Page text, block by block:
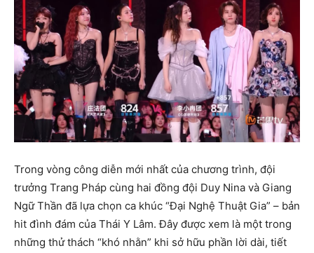
Trong vòng công diễn mới nhất của chương trình, đội
trưởng Trang Pháp cùng hai đồng đội Duy Nina và Giang
Ngữ Thần đã lựa chọn ca khúc “Đại Nghệ Thuật Gia” – bản
hit đình đám của Thái Y Lâm. Đây được xem là một trong
những thử thách “khó nhằn” khi sở hữu phần lời dài, tiết